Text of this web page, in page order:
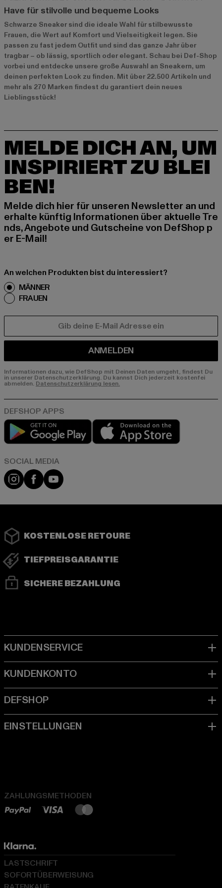
Have für stilvolle und bequeme Looks
Schwarze Sneaker sind die ideale Wahl für stilbewusste
Frauen, die Wert auf Komfort und Vielseitigkeit legen. Sie
passen zu fast jedem Outfit und sind das ganze Jahr über
tragbar – ob lässig, sportlich oder elegant. Schau bei Def-Shop
vorbei und entdecke unsere große Auswahl an Sneakern, um
deinen perfekten Look zu finden. Mit über 22.500 Artikeln und
mehr als 270 Marken findest du garantiert dein neues
Lieblingsstück!
MELDE DICH AN, UM
INSPIRIERT ZU BLEI
BEN!
Melde dich hier für unseren Newsletter an und
erhalte künftig Informationen über aktuelle Tre
nds, Angebote und Gutscheine von DefShop p
er E-Mail!
An welchen Produkten bist du interessiert?
MÄNNER
FRAUEN
ANMELDEN
Informationen dazu, wie DefShop mit Deinen Daten umgeht, findest Du
in unserer Datenschutzerklärung. Du kannst Dich jederzeit kostenfei
abmelden.Datenschutzerklärung lesen.
Play market
Instagram
FacebookYouTube
KOSTENLOSE RETOURE
TIEFPREISGARANTIE
SICHERE BEZAHLUNG
ZAHLUNGSMETHODEN
LASTSCHRIFT
SOFORTÜBERWEISUNG